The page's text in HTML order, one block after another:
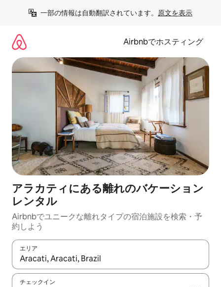
一部の情報は自動翻訳されています。 原文を表示
Airbnbでホスティング
アラカティにある離れのバケーション
レンタル
Airbnbでユニークな離れタイプの宿泊施設を検索・予
約しよう
エリア
検索結果が表示されたら、上下の矢印キーを使って移動するか
チェックイン